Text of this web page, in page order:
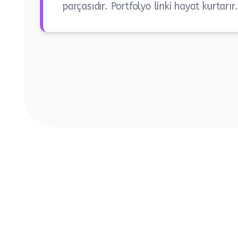
parçasıdır. Portfolyo linki hayat kurtarır.